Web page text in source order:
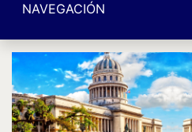
NAVEGACIÓN